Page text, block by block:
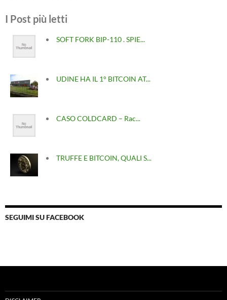
I Post più letti
SOFT FORK BIP-110 . SPIE...
UDINE HA IL 1° BITCOIN AT...
CASO COLDCARD – Rac...
TRUFFE E BITCOIN, QUALI S...
SEGUIMI SU FACEBOOK